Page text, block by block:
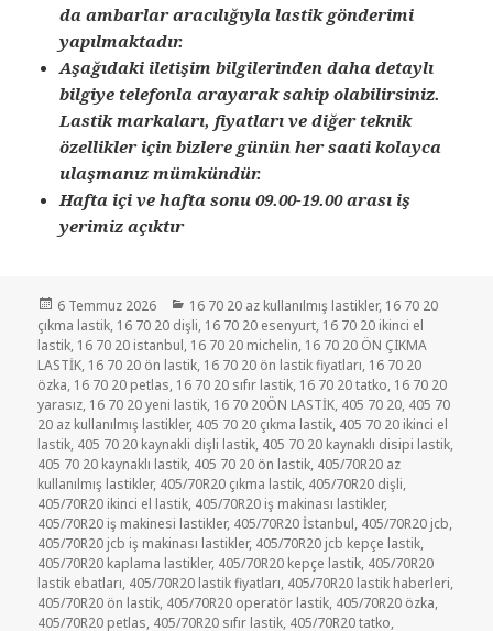
da ambarlar aracılığıyla lastik gönderimi
yapılmaktadır.
Aşağıdaki iletişim bilgilerinden daha detaylı
bilgiye telefonla arayarak sahip olabilirsiniz.
Lastik markaları, fiyatları ve diğer teknik
özellikler için bizlere günün her saati kolayca
ulaşmanız mümkündür.
Hafta içi ve hafta sonu 09.00-19.00 arası iş
yerimiz açıktır
Yayın
tarihi
6 Temmuz 2026 Kategoriler
16 70 20 az kullanılmış lastikler, 16 70 20
çıkma lastik 16 70 20 dişli 16 70 20 esenyurt 16 70 20 ikinci el
lastik 16 70 20 istanbul 16 70 20 michelin 16 70 20 ÖN ÇIKMA
LASTİK 16 70 20 ön lastik 16 70 20 ön lastik fiyatları 16 70 20
özka 16 70 20 petlas 16 70 20 sıfır lastik 16 70 20 tatko 16 70 20
yarasız 16 70 20 yeni lastik 16 70 20ÖN LASTİK 405 70 20 405 70
20 az kullanılmış lastikler, 405 70 20 çıkma lastik 405 70 20 ikinci el
lastik 405 70 20 kaynakli dişli lastik 405 70 20 kaynaklı disipi lastik
405 70 20 kaynaklı lastik 405 70 20 ön lastik 405/70R20 az
kullanılmış lastikler, 405/70R20 çıkma lastik 405/70R20 dişli
405/70R20 ikinci el lastik 405/70R20 iş makinası lastikler,
405/70R20 iş makinesi lastikler, 405/70R20 İstanbul 405/70R20 jcb
405/70R20 jcb iş makinası lastikler, 405/70R20 jcb kepçe lastik
405/70R20 kaplama lastikler, 405/70R20 kepçe lastik 405/70R20
lastik ebatları 405/70R20 lastik fiyatları 405/70R20 lastik haberleri
405/70R20 ön lastik 405/70R20 operatör lastik 405/70R20 özka
405/70R20 petlas 405/70R20 sıfır lastik 405/70R20 tatko